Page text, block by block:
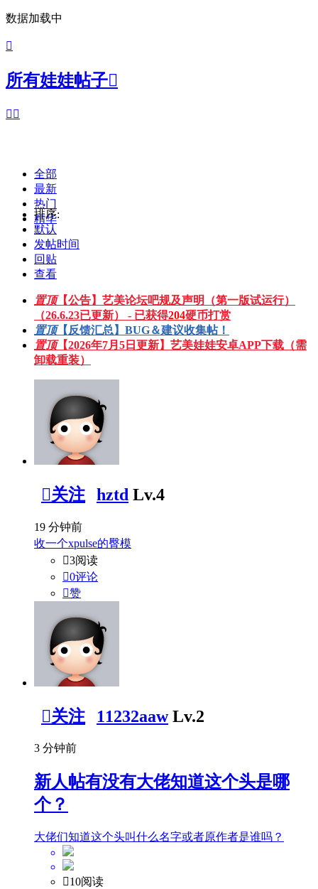
数据加载中

所有娃娃帖子
 
全部
最新
热门
精华
排序:
默认
发帖时间
回贴
查看
置顶【公告】艺美论坛吧规及声明（第一版试运行）
（26.6.23已更新） - 已获得204硬币打赏
置顶【反馈汇总】BUG＆建议收集帖！
置顶【2026年7月5日更新】艺美娃娃安卓APP下载（需
卸载重装）
关注 hztd Lv.4
19 分钟前
收一个xpulse的臀模
3阅读
0评论
赞
关注 11232aaw Lv.2
3 分钟前
新人帖有没有大佬知道这个头是哪
个？
大佬们知道这个头叫什么名字或者原作者是谁吗？
10阅读